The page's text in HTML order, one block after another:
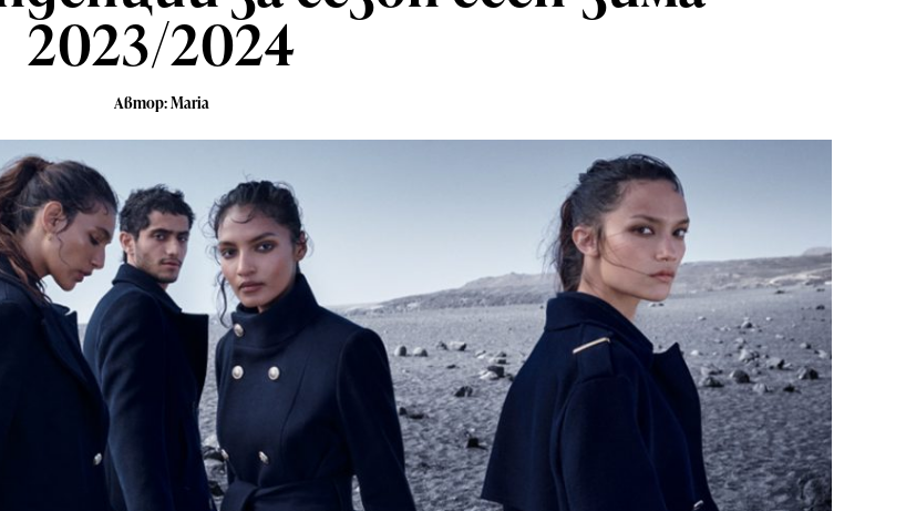
2023/2024
Автор: Maria